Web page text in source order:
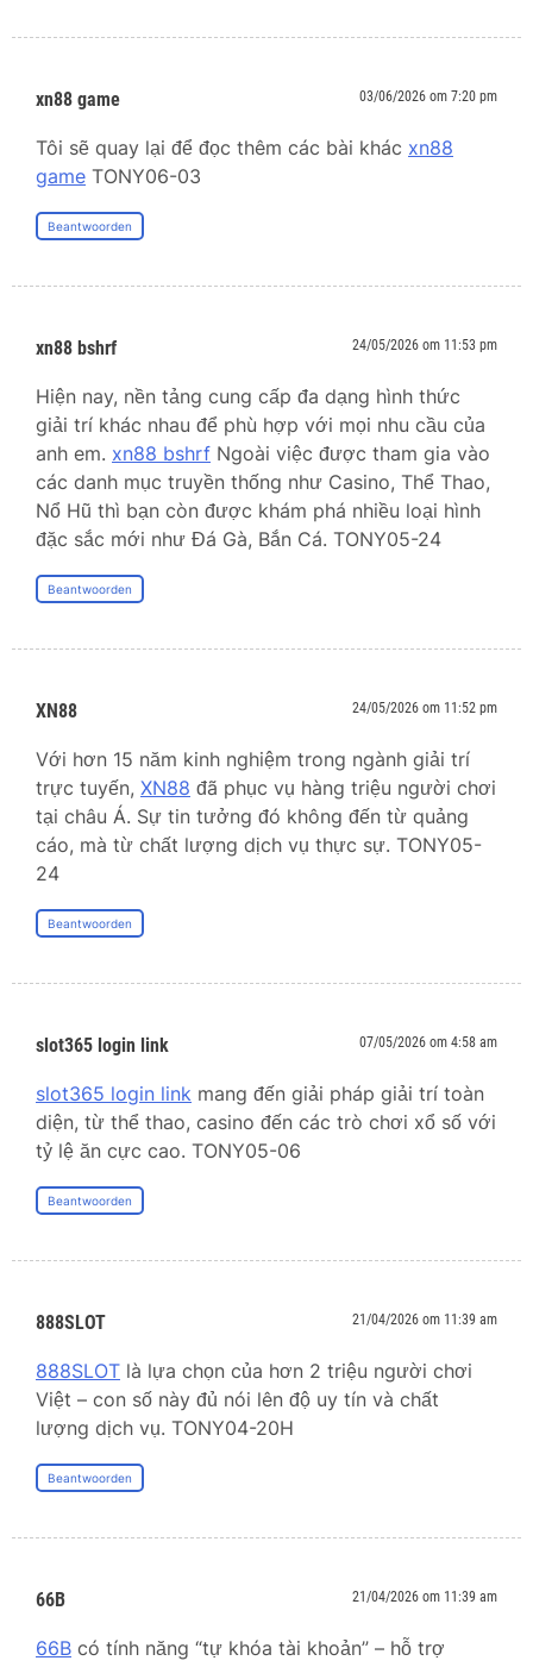
xn88 game 03/06/2026 om 7:20 pm
Tôi sẽ quay lại để đọc thêm các bài khác xn88
game TONY06-03
Beantwoorden
xn88 bshrf 24/05/2026 om 11:53 pm
Hiện nay, nền tảng cung cấp đa dạng hình thức
giải trí khác nhau để phù hợp với mọi nhu cầu của
anh em. xn88 bshrf Ngoài việc được tham gia vào
các danh mục truyền thống như Casino, Thể Thao,
Nổ Hũ thì bạn còn được khám phá nhiều loại hình
đặc sắc mới như Đá Gà, Bắn Cá. TONY05-24
Beantwoorden
XN88 24/05/2026 om 11:52 pm
Với hơn 15 năm kinh nghiệm trong ngành giải trí
trực tuyến, XN88 đã phục vụ hàng triệu người chơi
tại châu Á. Sự tin tưởng đó không đến từ quảng
cáo, mà từ chất lượng dịch vụ thực sự. TONY05-
24
Beantwoorden
slot365 login link 07/05/2026 om 4:58 am
slot365 login link mang đến giải pháp giải trí toàn
diện, từ thể thao, casino đến các trò chơi xổ số với
tỷ lệ ăn cực cao. TONY05-06
Beantwoorden
888SLOT 21/04/2026 om 11:39 am
888SLOT là lựa chọn của hơn 2 triệu người chơi
Việt – con số này đủ nói lên độ uy tín và chất
lượng dịch vụ. TONY04-20H
Beantwoorden
66B 21/04/2026 om 11:39 am
66B có tính năng “tự khóa tài khoản” – hỗ trợ